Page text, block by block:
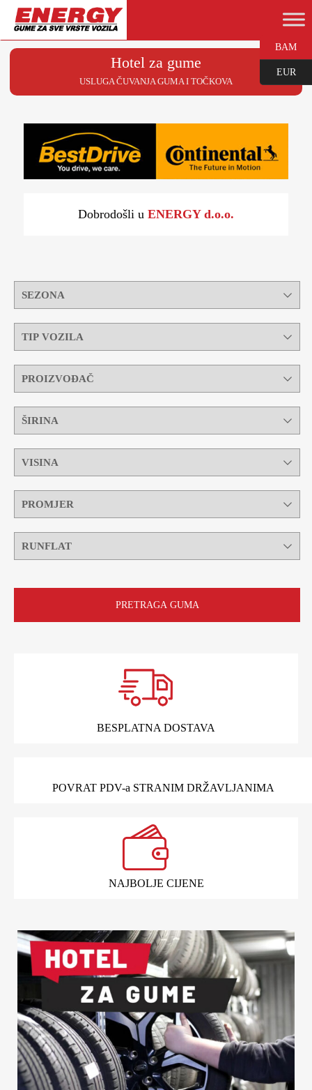
Hotel za gume
USLUGA ČUVANJA GUMA I TOČKOVA
Dobrodošli u ENERGY d.o.o.
PRETRAGA GUMA
BESPLATNA DOSTAVA
POVRAT PDV-a STRANIM DRŽAVLJANIMA
NAJBOLJE CIJENE
BAM
EUR